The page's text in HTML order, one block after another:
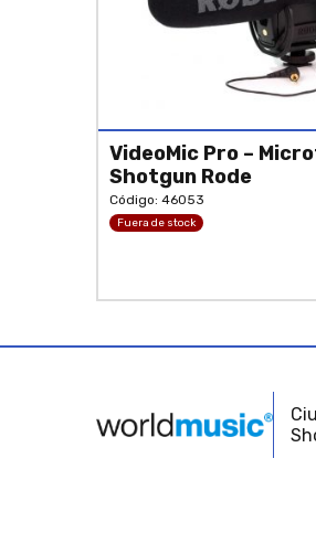
VideoMic Pro –
Shotgun Rode
Código: 46053
Fuera de stock